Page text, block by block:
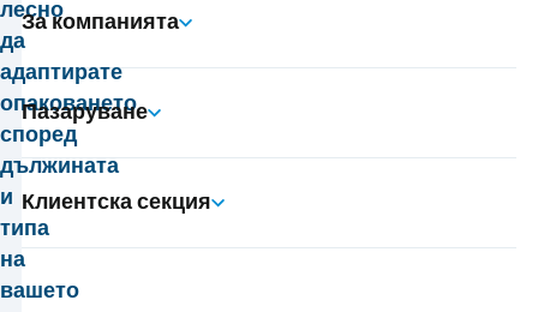
лесно
да
адаптирате
опаковането
според
дължината
и
типа
на
вашето
За компанията
Пазаруване
Клиентска секция